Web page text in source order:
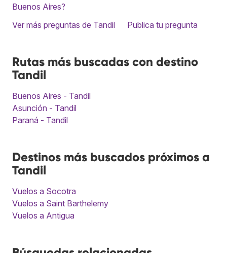
Buenos Aires?
Ver más preguntas de Tandil
Publica tu pregunta
Rutas más buscadas con destino
Tandil
Buenos Aires - Tandil
Asunción - Tandil
Paraná - Tandil
Destinos más buscados próximos a
Tandil
Vuelos a Socotra
Vuelos a Saint Barthelemy
Vuelos a Antigua